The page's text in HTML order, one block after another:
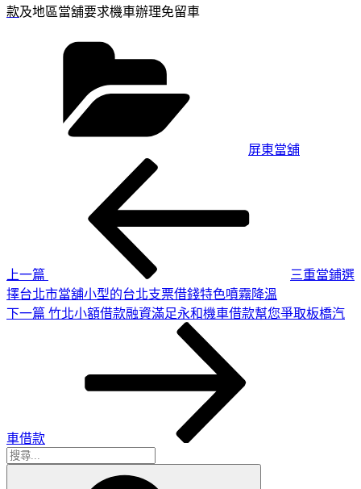
款及地區當舖要求機車辦理免留車
屏東當舖
上一篇
三重當鋪選
擇台北市當舖小型的台北支票借錢特色噴霧降溫
下
下一篇 竹北小額借款融資滿足永和機車借款幫您爭取板橋汽
車借款
搜